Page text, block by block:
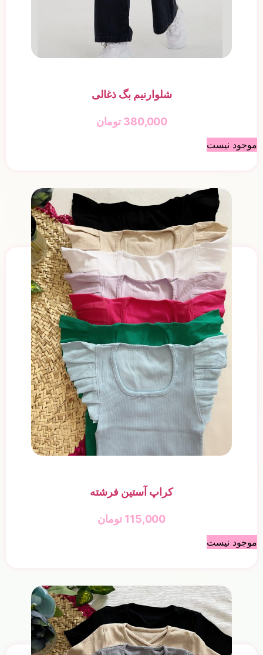
شلوارنیم بگ ذغالی
380,000 تومان
موجود نیست
کراپ آستین فرشته
115,000 تومان
موجود نیست